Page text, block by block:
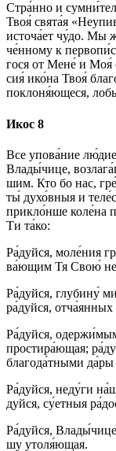
Стра́н­но и
Твоя́ свя­та́я
ис­то­ча́­ет чу́­до. Мы
че́н­ному к
го­ся от Ме­не́ и Моя́
сия́ ико́­на Твоя́
поклоня́ющеся,
Икос 8
Все упо­ва́­ние
Вла­ды́­чи­це,
шим. Кто бо нас,
ты́ ду­хо́в­ныя и
прикло́нше коле́на
Ти та́­ко:
Ра́­дуй­ся, мо­ле́­ния
ва́­ющим Тя Свою́
Ра́­дуй­ся, глу­би­ну́
ра́­дуй­ся,
Ра́­дуй­ся,
простира́ющая;
благода́тными
Ра́­дуй­ся, не­ду́­ги
дуй­ся, су́етныя
Ра́­дуй­ся,
шу утоля́ющая.